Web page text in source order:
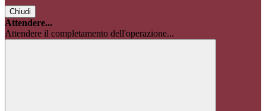
Chiudi
Attendere...
Attendere il completamento dell'operazione...